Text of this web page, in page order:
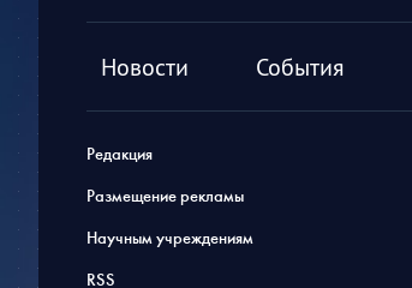
Новости События
Редакция
Размещение рекламы
Научным учреждениям
RSS